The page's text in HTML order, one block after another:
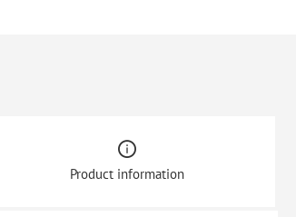
Product information